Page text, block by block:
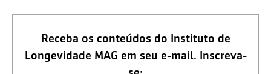
Receba os conteúdos do Instituto de
Longevidade MAG em seu e-mail. Inscreva-